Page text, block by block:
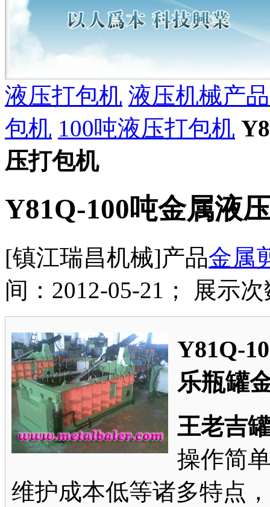
液压打包机 液压机械产
包机 100吨液压打包机
压打包机
Y81Q-100吨金属液
[镇江瑞昌机械]产品金属
间：2012-05-21； 展示
Y81Q-
乐瓶罐
王老吉
操作简
维护成本低等诸多特点